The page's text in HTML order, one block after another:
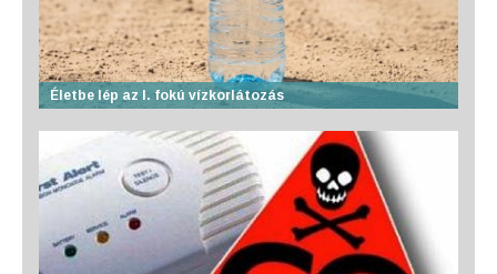
Életbe lép az I. fokú vízkorlátozás